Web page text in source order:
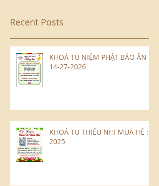
Recent Posts
KHOÁ TU NIỆM PHẬT BÁO ÂN
14-27-2026
KHOÁ TU THIẾU NHI MUÀ HÈ :
2025